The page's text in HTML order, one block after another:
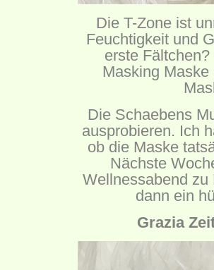
Die T-Zone ist
Feuchtigkeit und
erste
Masking
Die Schaebens
ausprobieren. Ich
ob die Maske
Nächste
Wellnessabend
dann ein
Grazia